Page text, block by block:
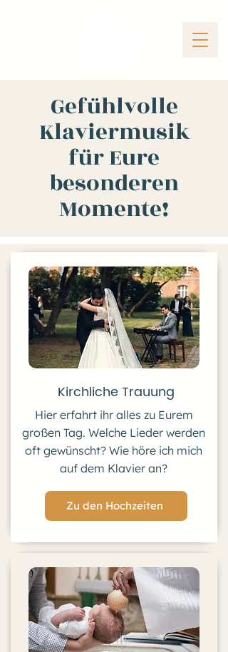
Gefühlvolle
Klaviermusik
für Eure
besonderen
Momente!
Kirchliche Trauung
Hier erfahrt ihr alles zu Eurem
großen Tag. Welche Lieder werden
oft gewünscht? Wie höre ich mich
auf dem Klavier an?
Zu den Hochzeiten